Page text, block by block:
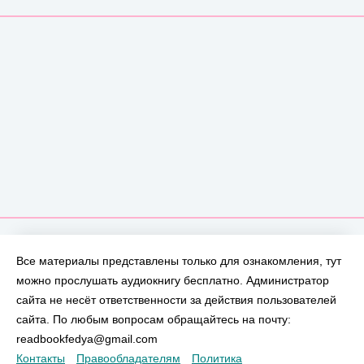
Все материалы представлены только для ознакомления, тут
можно прослушать аудиокнигу бесплатно. Администратор
сайта не несёт ответственности за действия пользователей
сайта. По любым вопросам обращайтесь на почту:
readbookfedya@gmail.com
Контакты
Правообладателям Политика